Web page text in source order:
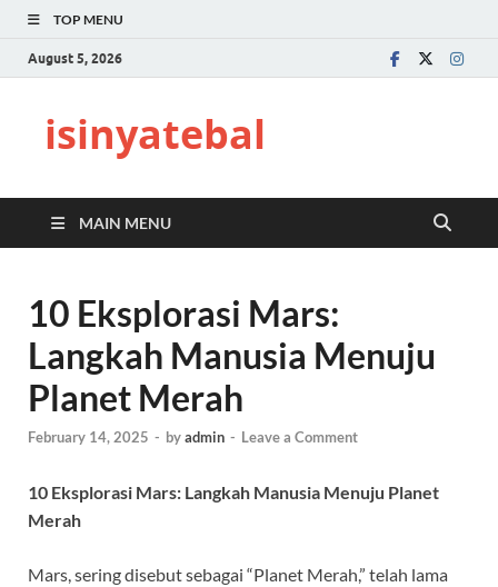
TOP MENU
August 5, 2026
isinyatebal
MAIN MENU
10 Eksplorasi Mars:
Langkah Manusia Menuju
Planet Merah
February 14, 2025 - byadmin - Leave a Comment
10 Eksplorasi Mars: Langkah Manusia Menuju Planet
Merah
Mars, sering disebut sebagai “Planet Merah,” telah lama